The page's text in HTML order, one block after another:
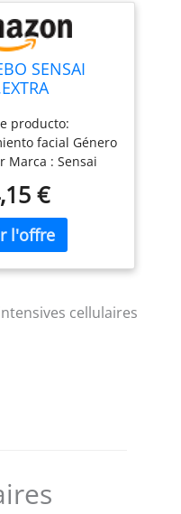
SENSAI
producto:
facial Género
Marca : Sensai
€
cellulaires